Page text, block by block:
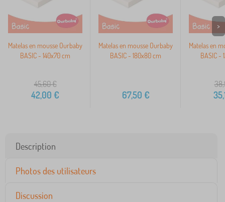
Matelas en mousse Ourbaby
BASIC - 140x70 cm
45,60€
42,00 €
Matelas en mousse Ourbaby
BASIC - 180x80 cm
67,50 €
Matelas en
BASIC -
>
Description
Photos des utilisateurs
Discussion